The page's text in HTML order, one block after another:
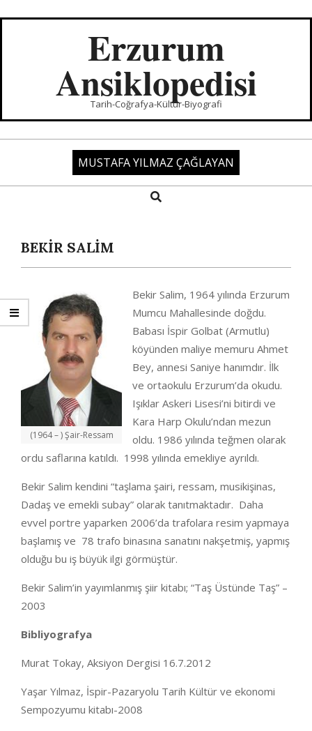
Erzurum
Ansiklopedisi
Tarih-Coğrafya-Kültür-Biyografi
MUSTAFA YILMAZ ÇAĞLAYAN
Search
BEKİR SALİM
(1964 – ) Şair-Ressam
Bekir Salim, 1964 yılında Erzurum
Mumcu Mahallesinde doğdu.
Babası İspir Golbat (Armutlu)
köyünden maliye memuru Ahmet
Bey, annesi Saniye hanımdır. İlk
ve ortaokulu Erzurum’da okudu.
Işıklar Askeri Lisesi’ni bitirdi ve
Kara Harp Okulu’ndan mezun
oldu. 1986 yılında teğmen olarak
ordu saflarına katıldı. 1998 yılında emekliye ayrıldı.
Bekir Salim kendini “taşlama şairi, ressam, musikişinas,
Dadaş ve emekli subay” olarak tanıtmaktadır. Daha
evvel portre yaparken 2006’da trafolara resim yapmaya
başlamış ve 78 trafo binasına sanatını nakşetmiş, yapmış
olduğu bu iş büyük ilgi görmüştür.
Bekir Salim’in yayımlanmış şiir kitabı; “Taş Üstünde Taş” –
2003
Bibliyografya
Murat Tokay, Aksiyon Dergisi 16.7.2012
Yaşar Yılmaz, İspir-Pazaryolu Tarih Kültür ve ekonomi
Sempozyumu kitabı-2008